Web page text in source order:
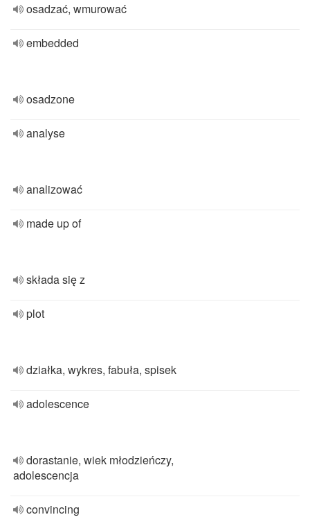
osadzać, wmurować
embedded
osadzone
analyse
analizować
made up of
składa się z
plot
działka, wykres, fabuła, spisek
adolescence
dorastanie, wiek młodzieńczy,
adolescencja
convincing